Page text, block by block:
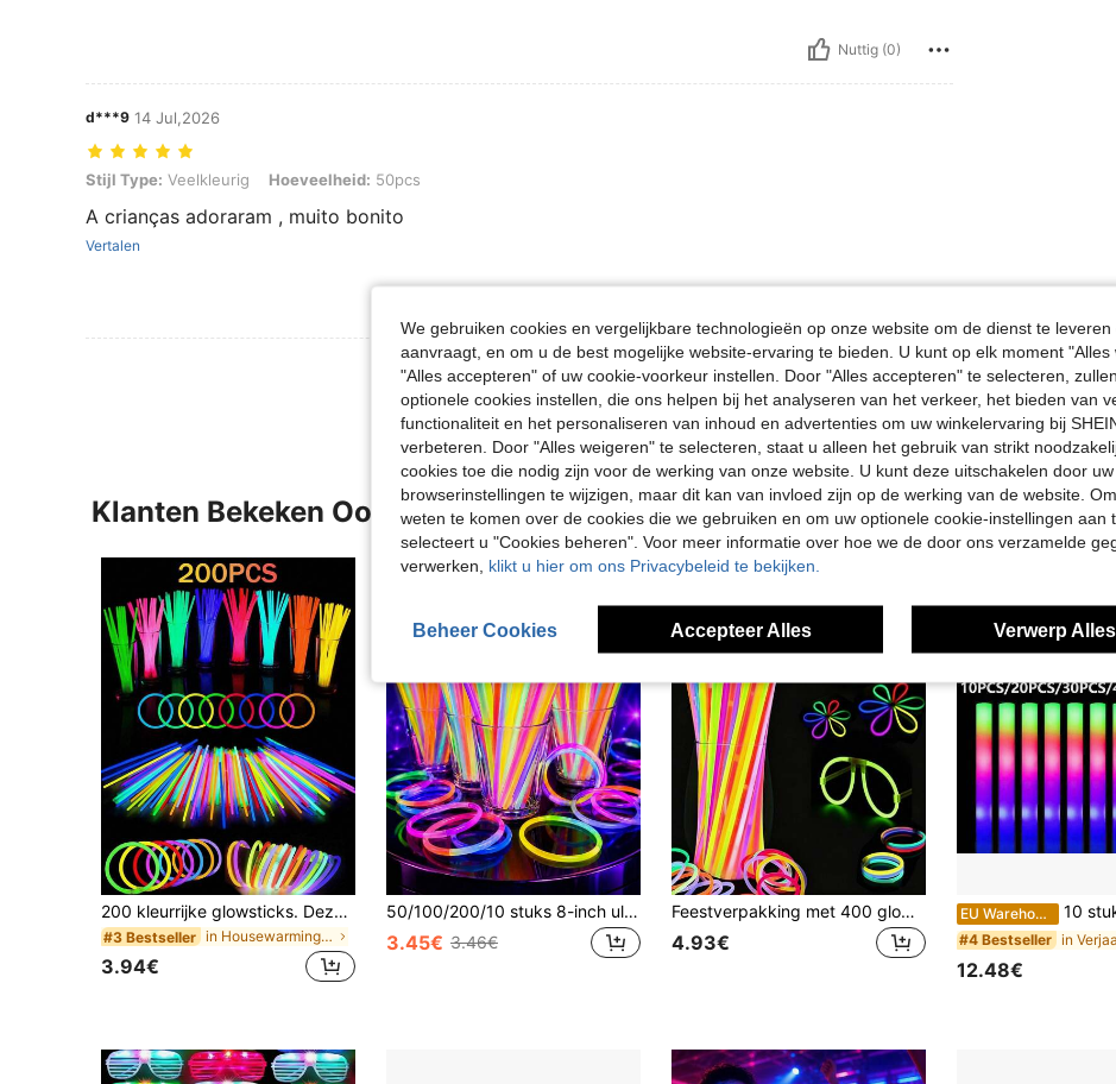
Nuttig (0)
d***9 14 Jul,2026
Stijl Type: Veelkleurig, Hoeveelheid: 50pcs
Stijl Type: Veelkleurig Hoeveelheid: 50pcs
A crianças adoraram , muito bonito
Vertalen
Meer Beoordelingen Bekijken
Klanten Bekeken Ook
200 kleurrijke glowsticks. Deze glowsticks hebben een extreem hoge helderheid en zijn een soort verlichtingsproduct dat een zacht maar krachtig licht uitstraalt en 8 tot 12 uur in het donker blijft gloeien. Ze zijn een ideale keuze voor bruiloftsverlichting, kerstfeestartikelen en nieuwjaarsgeschenken.
#3 Bestseller in Housewarmingfeestje Glow Feestartikelen
3.94€
50/100/200/10 stuks 8-inch ultra heldere glowsticks, gaan 10-12 uur mee, geschikt voor feesten, bijeenkomsten, bars, verjaardagen, Halloweenfeesten, vakantieversieringen en wegwerpartikelen
3.45€ 3.46€
Feestverpakking met 400 glowsticks, 20 cm lange neon glowsticks - Meerkleurig, geschikt voor het maken van zelfgemaakte kettingen en armbanden, verjaardags-, bruilofts-, Halloween- en feestartikelen, nieuwjaars- en Valentijnsdagcadeaus, festivaldecoraties.
4.93€
EU Warehouse 10 stuks/20 stuks/30 stuks/40 stuks/50 stuks/60 stuks 16 inch LED schuim glowsticks
#4 Bestseller
12.48€
We gebruiken cookies en vergelijkbare technologieën op onze website om de dienst te leveren
aanvraagt, en om u de best mogelijke website-ervaring te bieden. U kunt op elk moment "Alles
"Alles accepteren" of uw cookie-voorkeur instellen. Door "Alles accepteren" te selecteren,
optionele cookies instellen, die ons helpen bij het analyseren van het verkeer, het bieden van
functionaliteit en het personaliseren van inhoud en advertenties om uw winkelervaring bij
verbeteren. Door "Alles weigeren" te selecteren, staat u alleen het gebruik van strikt
cookies toe die nodig zijn voor de werking van onze website. U kunt deze uitschakelen door uw
browserinstellingen te wijzigen, maar dit kan van invloed zijn op de werking van de website.
weten te komen over de cookies die we gebruiken en om uw optionele cookie-instellingen aan
selecteert u "Cookies beheren". Voor meer informatie over hoe we de door ons verzamelde
verwerken, klikt u hier om ons Privacybeleid te bekijken.
Beheer Cookies Accepteer Alles Verwerp Alles